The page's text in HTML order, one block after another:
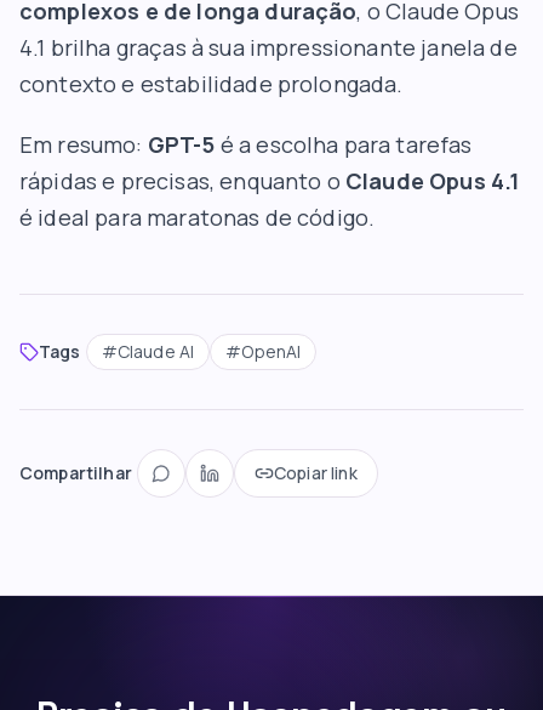
complexos e de longa duração, o Claude Opus
4.1 brilha graças à sua impressionante janela de
contexto e estabilidade prolongada.
Em resumo: GPT-5 é a escolha paratarefas
rápidas e precisas, enquanto o Claude Opus 4.1
é ideal para maratonas de código.
Tags #Claude AI #OpenAI
Compartilhar Copiar link